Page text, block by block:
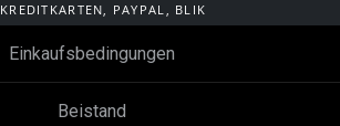
KREDITKARTEN, PAYPAL, BLIK
Einkaufsbedingungen
Beistand